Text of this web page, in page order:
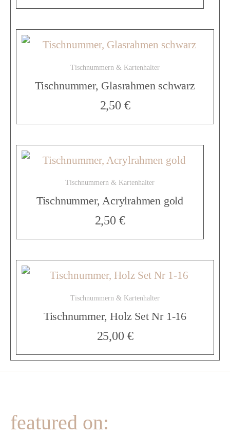
h
m
e
n
g
o
l
d
M
e
Tischnummern & Kartenhalter
Tischnummer, Glasrahmen schwarz
2,50 €
Tischnummern & Kartenhalter
Tischnummer, Acrylrahmen gold
2,50 €
Tischnummern & Kartenhalter
Tischnummer, Holz Set Nr 1-16
25,00 €
featured on: